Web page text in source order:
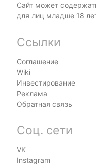
Сайт может
для лиц младше 18
Ссылки
Соглашение
Wiki
Инвестирование
Реклама
Обратная связь
Соц. сети
VK
Instagram